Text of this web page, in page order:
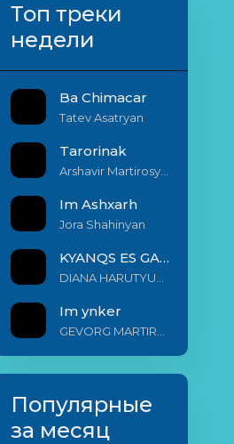
Топ треки
недели
Ba Chimacar
Tatev Asatryan
Tarorinak
Im Ashxarh
Jora Shahinyan
KYANQS ES GALIS EM
Im ynker
Популярные
за месяц